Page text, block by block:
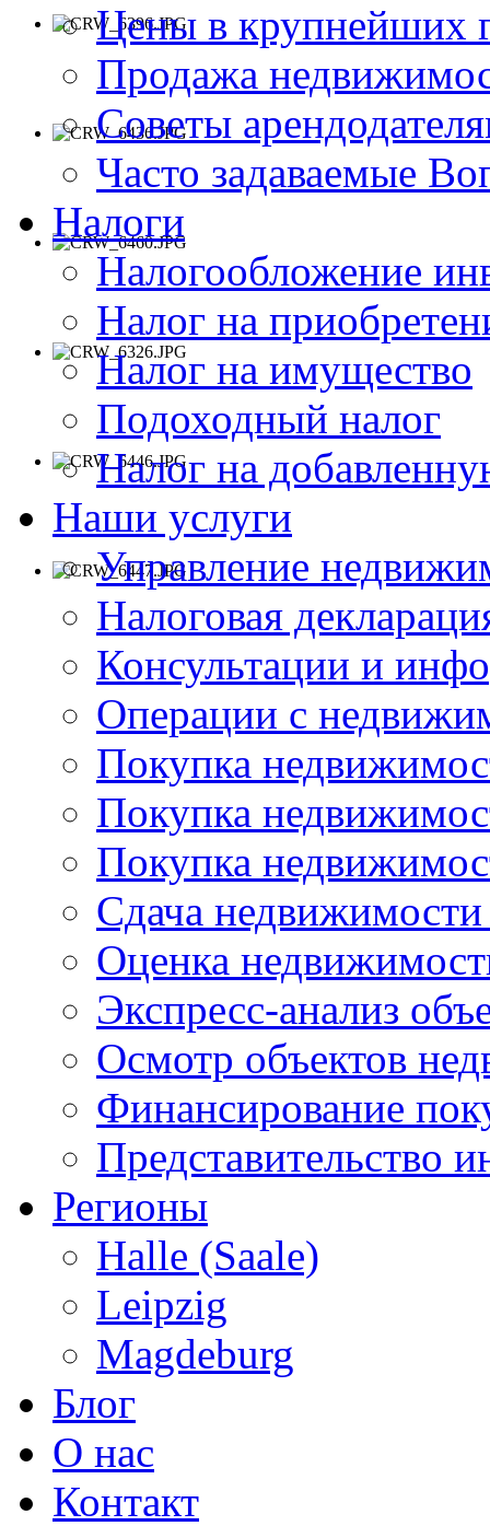
Цены в крупнейших
Продажа
Советы
Часто задаваемые
Налоги
Налогообложение
Налог на
Налог на имущество
Подоходный налог
Налог на
Наши услуги
Управление
Налоговая
Консультации и
Операции с
Покупка
Покупка
Покупка
Сдача недвижимости
Оценка
Экспресс-анализ
Осмотр объектов
Финансирование
Представительство
Регионы
Halle (Saale)
Leipzig
Magdeburg
Блог
О нас
Контакт